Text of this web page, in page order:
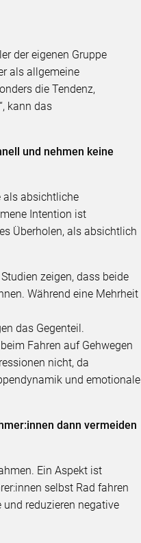
der eigenen Gruppe
als allgemeine
die Tendenz,
kann das
und nehmen keine
als absichtliche
Intention ist
Überholen, als absichtlich
zeigen, dass beide
Während eine Mehrheit
das Gegenteil.
Fahren auf Gehwegen
nicht, da
und emotionale
dann vermeiden
Ein Aspekt ist
selbst Rad fahren
und reduzieren negative